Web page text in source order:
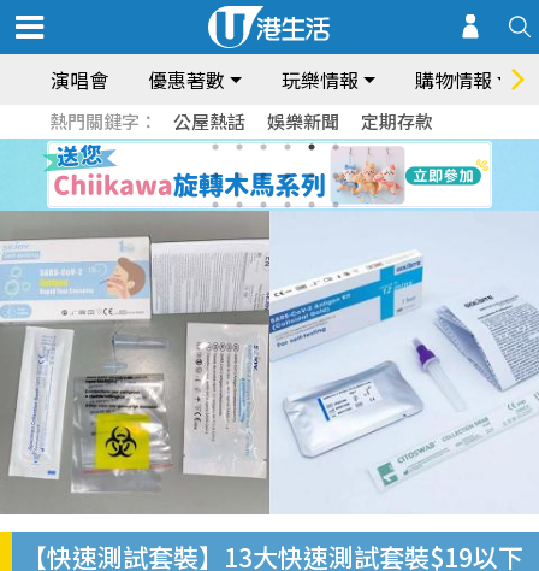
演唱會 優惠著數 玩樂情報 購物情報
熱門關鍵字： 公屋熱話 娛樂新聞 定期存款
【快速測試套裝】13大快速測試套裝$19以下